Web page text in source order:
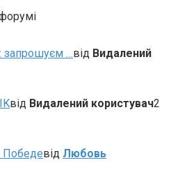
запрошуєм …від Видалений
від Видалений користувач2
Победевід Любовь